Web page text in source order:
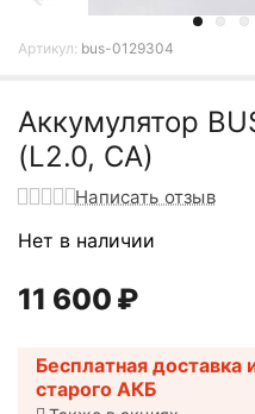
Артикул: bus-0129304
Аккумулятор
(L2.0, CA)
Написать отзыв
Нет в наличии
11 600 ₽
Бесплатная доставка
старого АКБ